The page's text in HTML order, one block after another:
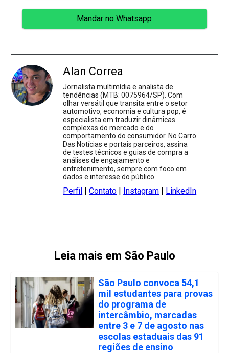
Mandar no Whatsapp
Alan Correa
Jornalista multimídia e analista de
tendências (MTB: 0075964/SP). Com
olhar versátil que transita entre o setor
automotivo, economia e cultura pop, é
especialista em traduzir dinâmicas
complexas do mercado e do
comportamento do consumidor. No Carro
Das Notícias e portais parceiros, assina
de testes técnicos e guias de compra a
análises de engajamento e
entretenimento, sempre com foco em
dados e interesse do público.
Perfil |Contato | Instagram | LinkedIn
Leia mais em São Paulo
São Paulo convoca 54,1
mil estudantes para provas
do programa de
intercâmbio, marcadas
entre 3 e 7 de agosto nas
escolas estaduais das 91
regiões de ensino